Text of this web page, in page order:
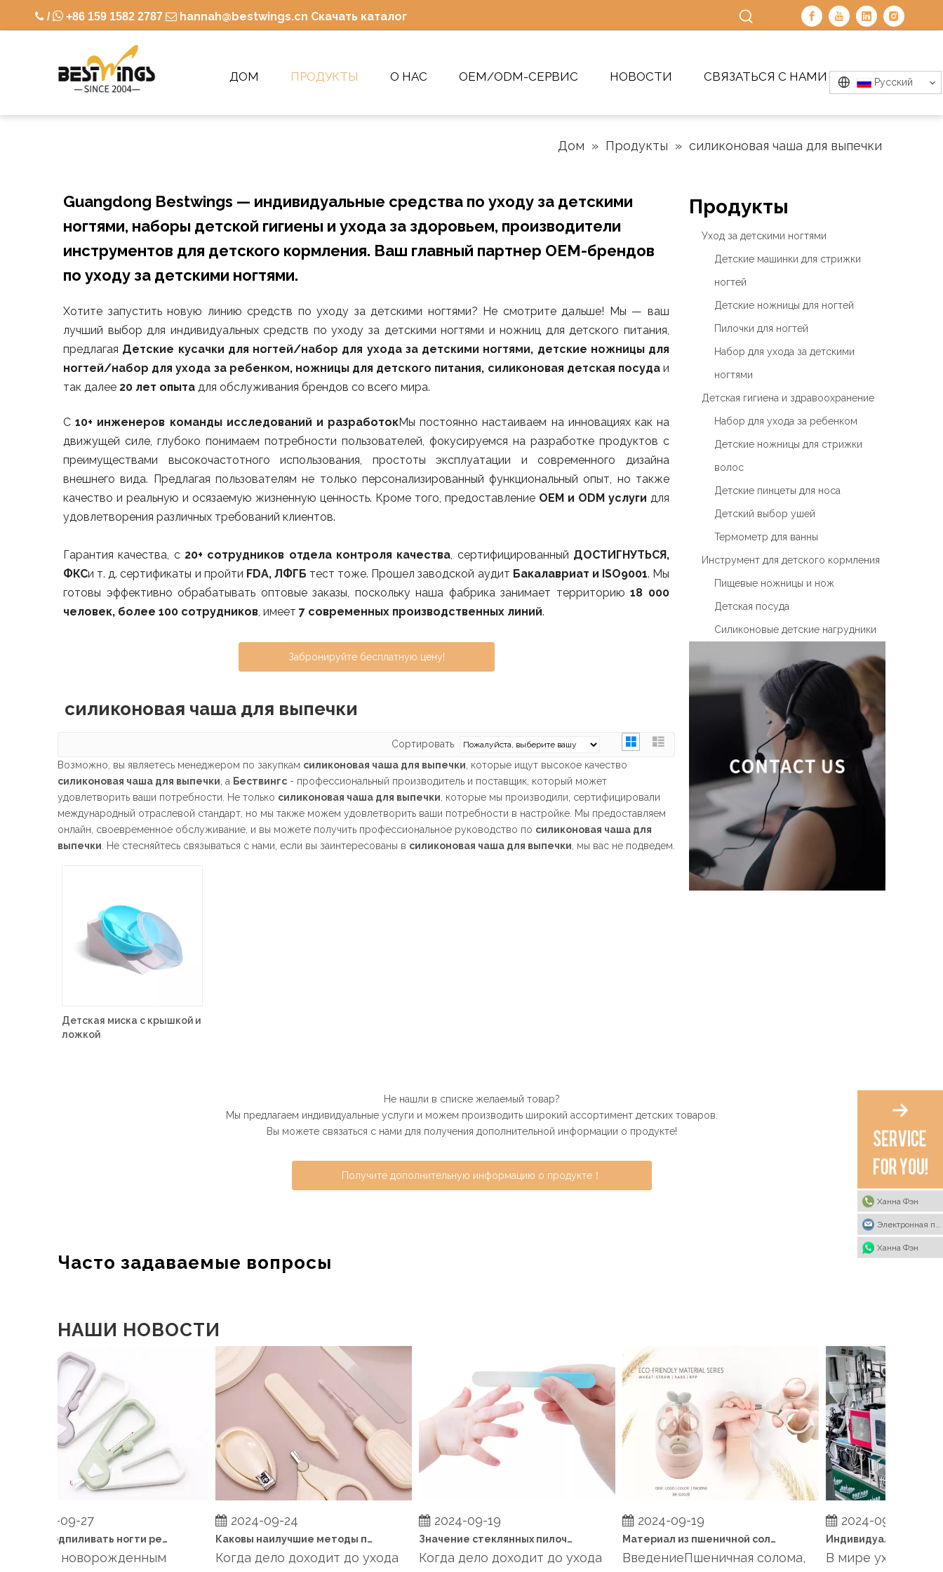
 / +86 159 1582 2787  hannah@bestwings.cn Скачать каталог
ДОМ ПРОДУКТЫ О НАС OEM/ODM-СЕРВИС НОВОСТИ СВЯЗАТЬСЯ С НАМИ Pусский
Дом » Продукты » силиконовая чаша для выпечки
Guangdong Bestwings — индивидуальные средства по уходу за детскими
ногтями, наборы детской гигиены и ухода за здоровьем, производители
инструментов для детского кормления. Ваш главный партнер OEM-брендов
по уходу за детскими ногтями.
Хотите запустить новую линию средств по уходу за детскими ногтями? Не смотрите дальше! Мы — ваш
лучший выбор для индивидуальных средств по уходу за детскими ногтями и ножниц для детского питания,
предлагая Детские кусачки для ногтей/набор для ухода за детскими ногтями, детские ножницы для
ногтей/набор для ухода за ребенком, ножницы для детского питания, силиконовая детская посудаи
так далее 20 лет опыта для обслуживания брендов со всего мира.
С10+ инженеров команды исследований и разработокМы постоянно настаиваем на инновациях как на
движущей силе, глубоко понимаем потребности пользователей, фокусируемся на разработке продуктов с
преимуществами высокочастотного использования, простоты эксплуатации и современного дизайна
внешнего вида. Предлагая пользователям не только персонализированный функциональный опыт, но также
качество и реальную и осязаемую жизненную ценность. Кроме того, предоставление OEM и ODM услуги для
удовлетворения различных требований клиентов.
Гарантия качества, с 20+ сотрудников отдела контроля качества, сертифицированный ДОСТИГНУТЬСЯ,
ФКСи т. д. сертификаты и пройти FDA, ЛФГБ тест тоже. Прошел заводской аудит Бакалавриат и ISO9001. Мы
готовы эффективно обрабатывать оптовые заказы, поскольку наша фабрика занимает территорию18 000
человек, более 100 сотрудников, имеет 7 современных производственных линий.
Забронируйте бесплатную цену!
силиконовая чаша для выпечки
Сортировать
Возможно, вы являетесь менеджером по закупкам силиконовая чаша для выпечки , которые ищут высокое качество
силиконовая чаша для выпечки , а Бествингс - профессиональный производитель и поставщик, который может
удовлетворить ваши потребности. Не только силиконовая чаша для выпечки , которые мы производили, сертифицировали
международный отраслевой стандарт, но мы также можем удовлетворить ваши потребности в настройке. Мы предоставляем
онлайн, своевременное обслуживание, и вы можете получить профессиональное руководство по силиконовая чаша для
выпечки . Не стесняйтесь связываться с нами, если вы заинтересованы в силиконовая чаша для выпечки , мы вас не подведем.
Детская миска с крышкой и
ложкой
Продукты
Уход за детскими ногтями
Детские машинки для стрижки
ногтей
Детские ножницы для ногтей
Пилочки для ногтей
Набор для ухода за детскими
ногтями
Детская гигиена и здравоохранение
Набор для ухода за ребенком
Детские ножницы для стрижки
волос
Детские пинцеты для носа
Детский выбор ушей
Термометр для ванны
Инструмент для детского кормления
Пищевые ножницы и нож
Детская посуда
Силиконовые детские нагрудники
Не нашли в списке желаемый товар?
Мы предлагаем индивидуальные услуги и можем производить широкий ассортимент детских товаров.
Вы можете связаться с нами для получения дополнительной информации о продукте!
Получите дополнительную информацию о продукте！
Часто задаваемые вопросы
НАШИ НОВОСТИ
2024-09-27
Когда подпиливать ногти ребенку?
Уход за новорожденным
2024-09-24
Каковы наилучшие методы поддержания здоровья ногтей ребенка между стрижками?
Когда дело доходит до ухода
2024-09-19
Значение стеклянных пилочек для ухода за ногтями младенцев
Когда дело доходит до ухода
2024-09-19
Материал из пшеничной соломы в детских товарах: всесторонний обзор
ВведениеПшеничная солома,
2024-09-19
В мире ухода за
Ханна Фэн
Ханна Фэн